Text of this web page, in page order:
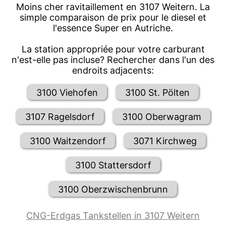
Moins cher ravitaillement en 3107 Weitern. La
simple comparaison de prix pour le diesel et
l'essence Super en Autriche.
La station appropriée pour votre carburant
n'est-elle pas incluse? Rechercher dans l'un des
endroits adjacents:
3100 Viehofen 3100 St. Pölten
3107 Ragelsdorf 3100 Oberwagram
3100 Waitzendorf 3071 Kirchweg
3100 Stattersdorf
3100 Oberzwischenbrunn
CNG-Erdgas Tankstellen in 3107 Weitern